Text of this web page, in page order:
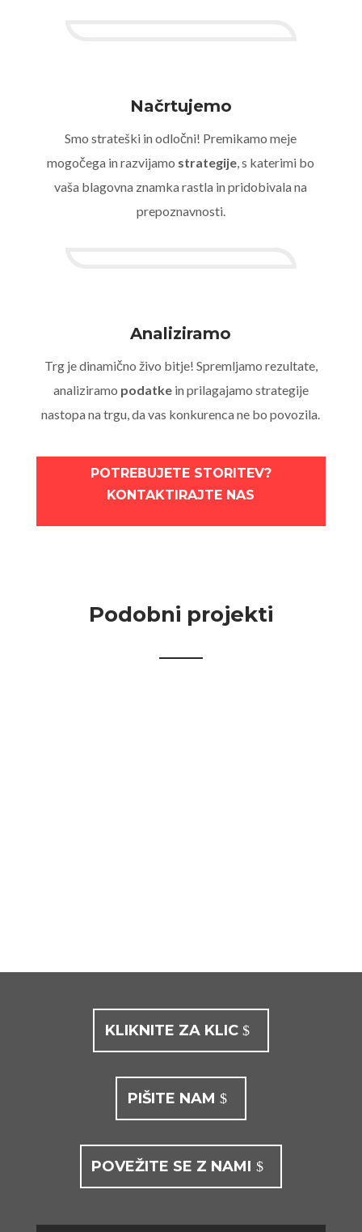
Načrtujemo
Smo strateški in odločni! Premikamo meje
mogočega in razvijamo strategije, s katerimi bo
vaša blagovna znamka rastla in pridobivala na
prepoznavnosti.
Analiziramo
Trg je dinamično živo bitje! Spremljamo rezultate,
analiziramo podatkein prilagajamo strategije
nastopa na trgu, da vas konkurenca ne bo povozila.
POTREBUJETE STORITEV?
KONTAKTIRAJTE NAS
Podobni projekti
KLIKNITE ZA KLIC
PIŠITE NAM
POVEŽITE SE Z NAMI